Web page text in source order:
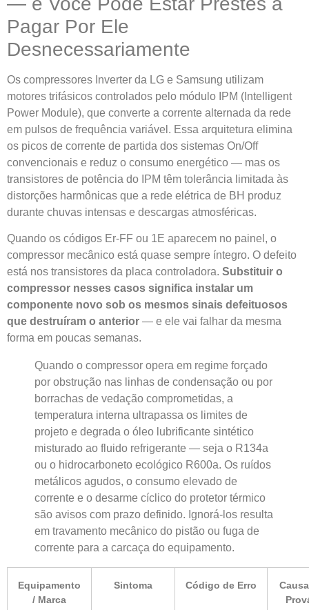
Pagar Por Ele
Desnecessariamente
Os compressores Inverter da LG e Samsung utilizam
motores trifásicos controlados pelo módulo IPM (Intelligent
Power Module), que converte a corrente alternada da rede
em pulsos de frequência variável. Essa arquitetura elimina
os picos de corrente de partida dos sistemas On/Off
convencionais e reduz o consumo energético — mas os
transistores de potência do IPM têm tolerância limitada às
distorções harmônicas que a rede elétrica de BH produz
durante chuvas intensas e descargas atmosféricas.
Quando os códigos Er-FF ou 1E aparecem no painel, o
compressor mecânico está quase sempre íntegro. O defeito
está nos transistores da placa controladora. Substituir o
compressor nesses casos significa instalar um
componente novo sob os mesmos sinais defeituosos
que destruíram o anterior — e ele vai falhar da mesma
forma em poucas semanas.
Quando o compressor opera em regime forçado
por obstrução nas linhas de condensação ou por
borrachas de vedação comprometidas, a
temperatura interna ultrapassa os limites de
projeto e degrada o óleo lubrificante sintético
misturado ao fluido refrigerante — seja o R134a
ou o hidrocarboneto ecológico R600a. Os ruídos
metálicos agudos, o consumo elevado de
corrente e o desarme cíclico do protetor térmico
são avisos com prazo definido. Ignorá-los resulta
em travamento mecânico do pistão ou fuga de
corrente para a carcaça do equipamento.
Equipamento
/ Marca
Sintoma Código de Erro